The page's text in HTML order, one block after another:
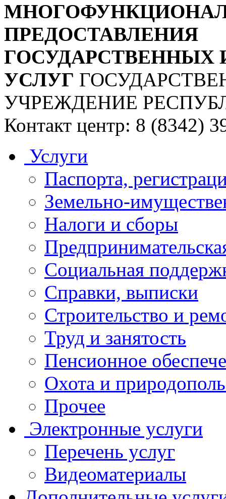
ПРЕДОСТАВЛЕНИЯ
УСЛУГ
УЧРЕЖДЕНИЕ
Контакт центр: 8 (8342)
Услуги
Паспорта,
Земельно-
Налоги и сборы
Социальная
Справки, выписки
Строительство и
Труд и занятость
Пенсионное
Охота и
Прочее
Электронные услуги
Перечень услуг
Видеоматериалы